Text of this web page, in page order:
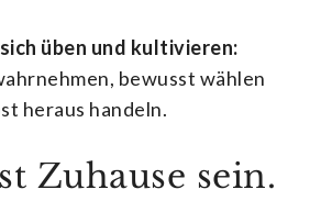
üben und kultivieren:
bewusst wählen
heraus handeln.
Zuhause sein.